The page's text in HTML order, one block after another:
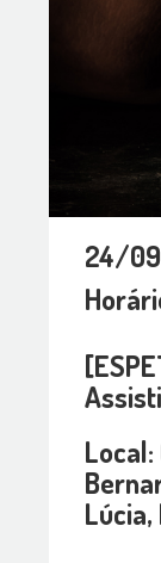
24/
Lúcia,